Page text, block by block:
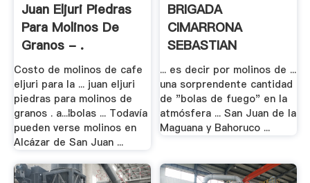
Juan Eljuri Piedras
Para Molinos De
Granos - .
Costo de molinos de cafe
eljuri para la ... juan eljuri
piedras para molinos de
granos . a...¦bolas ... Todavía
pueden verse molinos en
Alcázar de San Juan ...
BRIGADA
CIMARRONA
SEBASTIAN
LEMBA.: Mayo .
... es decir por molinos de ...
una sorprendente cantidad
de "bolas de fuego" en la
atmósfera ... San Juan de la
Maguana y Bahoruco ...